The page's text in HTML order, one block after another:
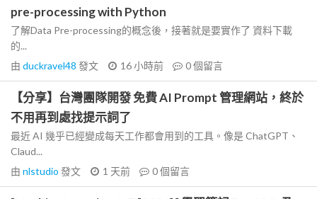
pre-processing with Python
了解Data Pre-processing的概念後，接著就是要實作了 資料下載
的...
由 duckravel48 發文 16 小時前 0個留言
【分享】台灣團隊開發 免費 AI Prompt 管理網站，終於
不用再到處找提示詞了
最近 AI 幾乎已經變成每天工作都會用到的工具。像是 ChatGPT、
Claud...
由 nlstudio 發文 1 天前 0個留言